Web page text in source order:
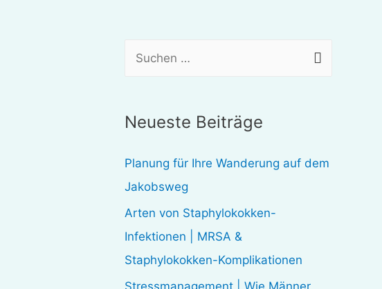
h
n
n
a
c
h
:
Neueste Beiträge
Planung für Ihre Wanderung auf dem
Jakobsweg
Arten von Staphylokokken-
Infektionen | MRSA &
Staphylokokken-Komplikationen